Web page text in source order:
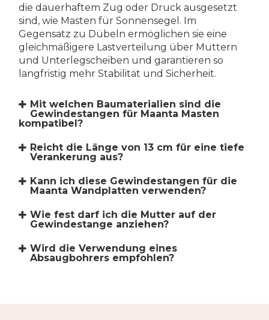
die dauerhaftem Zug oder Druck ausgesetzt
sind, wie Masten für Sonnensegel. Im
Gegensatz zu Dübeln ermöglichen sie eine
gleichmäßigere Lastverteilung über Muttern
und Unterlegscheiben und garantieren so
langfristig mehr Stabilität und Sicherheit.
Mit welchen Baumaterialien sind die
Gewindestangen für Maanta Masten
kompatibel?
Reicht die Länge von 13 cm für eine tiefe
Verankerung aus?
Kann ich diese Gewindestangen für die
Maanta Wandplatten verwenden?
Wie fest darf ich die Mutter auf der
Gewindestange anziehen?
Wird die Verwendung eines
Absaugbohrers empfohlen?